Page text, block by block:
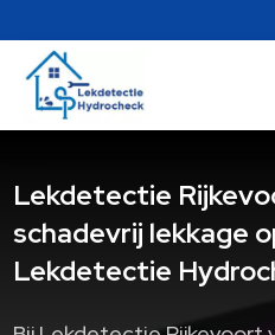
Lekdetectie
schadevrij lekkage
Lekdetectie